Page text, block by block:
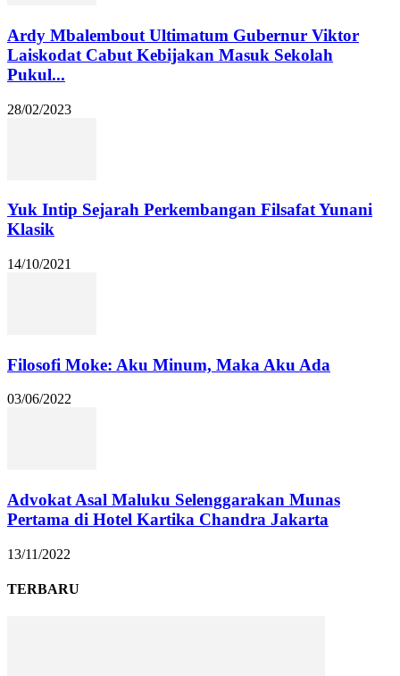
Ardy Mbalembout Ultimatum Gubernur Viktor
Laiskodat Cabut Kebijakan Masuk Sekolah
Pukul...
28/02/2023
Yuk Intip Sejarah Perkembangan Filsafat Yunani
Klasik
14/10/2021
Filosofi Moke: Aku Minum, Maka Aku Ada
03/06/2022
Advokat Asal Maluku Selenggarakan Munas
Pertama di Hotel Kartika Chandra Jakarta
13/11/2022
TERBARU